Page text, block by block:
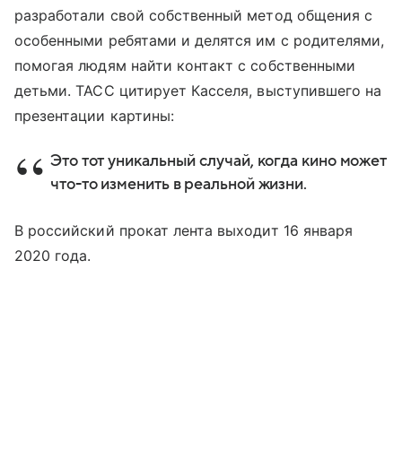
разработали свой собственный метод общения с
особенными ребятами и делятся им с родителями,
помогая людям найти контакт с собственными
детьми. ТАСС цитирует Касселя, выступившего на
презентации картины:
Это тот уникальный случай, когда кино может
что-то изменить в реальной жизни.
В российский прокат лента выходит 16 января
2020 года.